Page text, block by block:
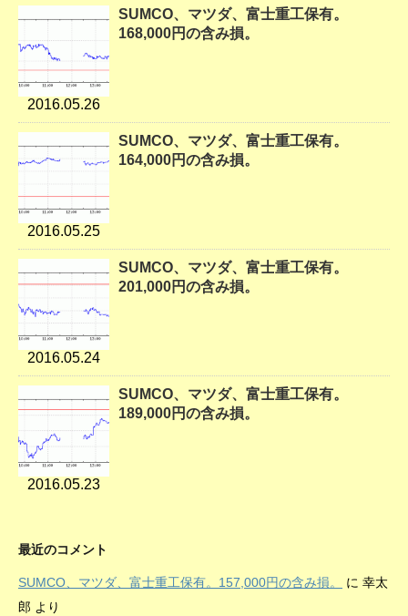
2016.05.26
SUMCO、マツダ、富士重工保有。
168,000円の含み損。
2016.05.25
SUMCO、マツダ、富士重工保有。
164,000円の含み損。
2016.05.24
SUMCO、マツダ、富士重工保有。
201,000円の含み損。
2016.05.23
SUMCO、マツダ、富士重工保有。
189,000円の含み損。
最近のコメント
SUMCO、マツダ、富士重工保有。157,000円の含み損。 に 幸太
郎 より